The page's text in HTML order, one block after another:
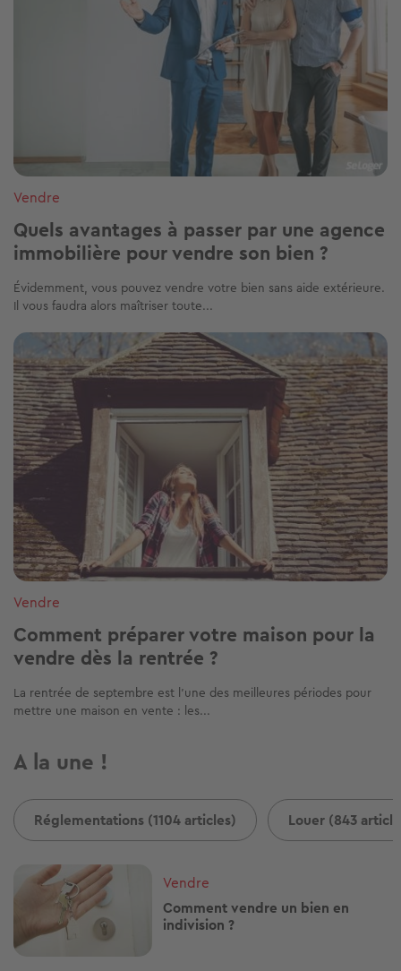
Vendre
Quels avantages à passer par une agence
immobilière pour vendre son bien ?
Évidemment, vous pouvez vendre votre bien sans aide extérieure.
Il vous faudra alors maîtriser toute...
Image
Vendre
Comment préparer votre maison pour la
vendre dès la rentrée ?
La rentrée de septembre est l'une des meilleures périodes pour
mettre une maison en vente : les...
A la une !
Réglementations (1104 articles) Louer (843
Image
Vendre
Comment vendre un bien en
indivision ?